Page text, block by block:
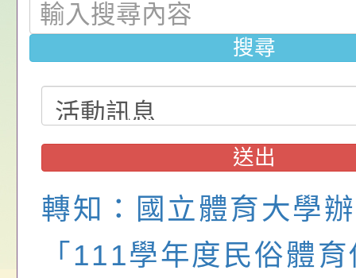
名參加，請查照
電影營」、「祖孫樂
「愛『原原』不絕-
樂會」、「邁向下一
列講座及成長團體」
員會函釋公務員留職
赴陸應申請許可一案
中興國民小學115學
期第1次第7-9招代課
甄選公告
本校「115學年度國
校課程計畫」核定一
轉知教育部國民及學
辦理「115年度教育
前教育署辦理性別平
置課程與教學人才庫
畫」一案， 請教師
公告:桃園市政府腸
施問答集
轉知:桃園市交通局
減碳存摺2.0」全民
桃園市政府家庭教育
年度祖孫樂淘桃－祖
轉知有關銓敘部建置
搜尋
送出
轉知：國立體育大學
「111學年度民俗體